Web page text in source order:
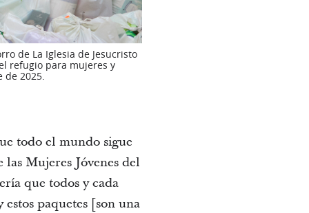
de La Iglesia de Jesucristo
refugio para mujeres y
de 2025.
todo el mundo sigue
Mujeres Jóvenes del
que todos y cada
paquetes [son una